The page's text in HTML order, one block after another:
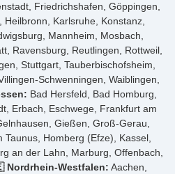
Friedrichshafen, Göppingen,
Karlsruhe, Konstanz,
Mannheim, Mosbach,
Ravensburg, Reutlingen, Rottweil,
Stuttgart, Tauberbischofsheim,
Schwenningen, Waiblingen,
Bad Hersfeld, Bad Homburg,
Erbach, Eschwege, Frankfurt am
Gießen, Groß-Gerau,
Homberg (Efze), Kassel,
an der Lahn, Marburg, Offenbach,
Westfalen: Aachen,